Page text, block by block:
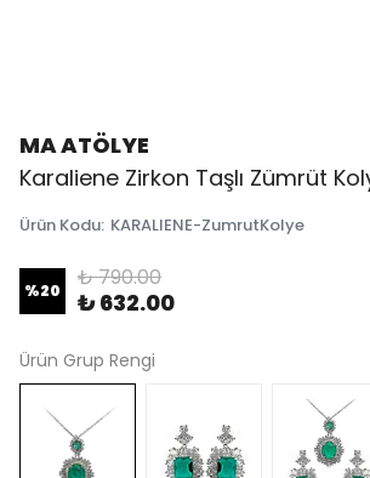
MA ATÖLYE
Karaliene Zirkon Taşlı Zümrüt
Ürün Kodu: KARALIENE-ZumrutKolye
%20 ₺ 790.00
₺ 632.00
Ürün Grup Rengi